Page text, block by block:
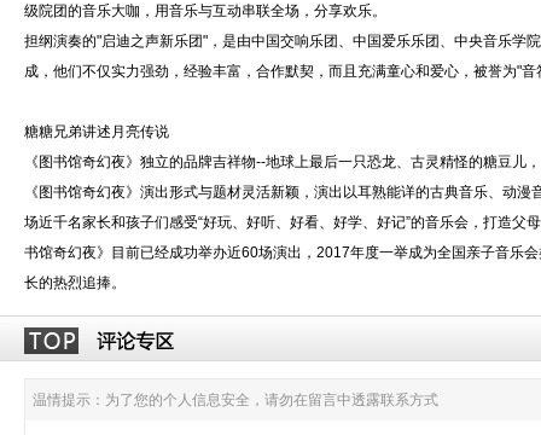
级院团的音乐大咖，用音乐与互动串联全场，分享欢乐。
担纲演奏的"启迪之声新乐团"，是由中国交响乐团、中国爱乐乐团、中央音乐
成，他们不仅实力强劲，经验丰富，合作默契，而且充满童心和爱心，被誉为"
糖糖兄弟讲述月亮传说
《图书馆奇幻夜》独立的品牌吉祥物--地球上最后一只恐龙、古灵精怪的糖豆
《图书馆奇幻夜》演出形式与题材灵活新颖，演出以耳熟能详的古典音乐、动
场近千名家长和孩子们感受“好玩、好听、好看、好学、好记”的音乐会，打造
书馆奇幻夜》目前已经成功举办近60场演出，2017年度一举成为全国亲子音乐
长的热烈追捧。
温情提示：为了您的个人信息安全，请勿在留言中透露联系方式